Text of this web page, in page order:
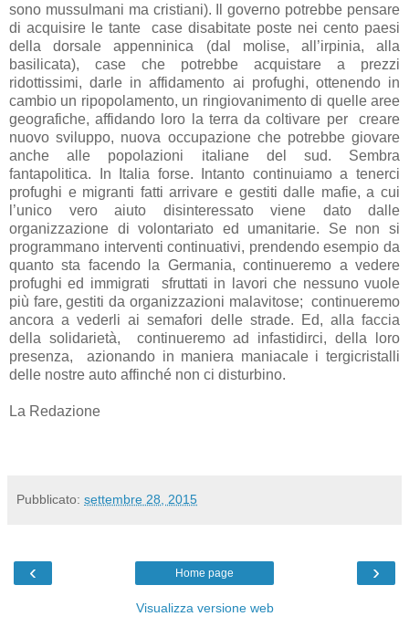
sono mussulmani ma cristiani). Il governo potrebbe pensare
di acquisire le tante
case disabitate poste nei cento paesi
della dorsale appenninica (dal molise, all’irpinia, alla
basilicata), case che potrebbe acquistare a prezzi
ridottissimi, darle in affidamento ai profughi, ottenendo in
cambio un ripopolamento, un ringiovanimento di quelle aree
geografiche, affidando loro la terra da coltivare per
creare
nuovo sviluppo, nuova occupazione che potrebbe giovare
anche alle popolazioni italiane del sud. Sembra
fantapolitica. In Italia forse. Intanto continuiamo a tenerci
profughi e migranti fatti arrivare e gestiti dalle mafie, a cui
l’unico vero aiuto disinteressato viene dato dalle
organizzazione di volontariato ed umanitarie. Se non si
programmano interventi continuativi, prendendo esempio da
quanto sta facendo la Germania, continueremo a vedere
profughi ed immigrati
sfruttati in lavori che nessuno vuole
più fare, gestiti da organizzazioni malavitose; continueremo
ancora a vederli ai semafori delle strade. Ed, alla faccia
della solidarietà,
continueremo ad infastidirci, della loro
presenza,
azionando in maniera maniacale i tergicristalli
delle nostre auto affinché non ci disturbino.
La Redazione
Pubblicato: settembre 28, 2015
‹ ›
Home page
Visualizza versione web